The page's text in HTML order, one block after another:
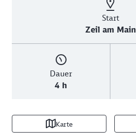
Start
Zeil am Main
Dauer
4 h
Karte